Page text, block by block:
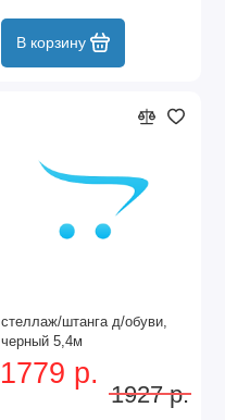
В корзину
стеллаж/штанга д/обуви,
черный 5,4м
1779 р.
1927 р.